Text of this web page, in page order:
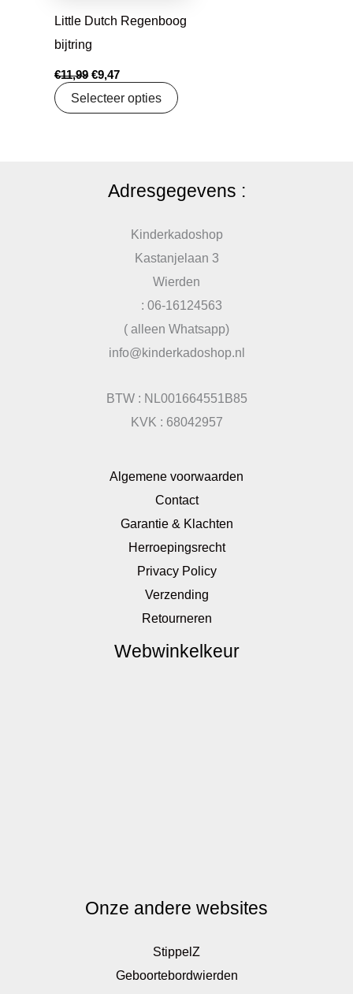
Little Dutch Regenboog
bijtring
€11,99 €9,47
Selecteer opties
Adresgegevens :
Kinderkadoshop
Kastanjelaan 3
Wierden
: 06-16124563
( alleen Whatsapp)
info@kinderkadoshop.nl
BTW : NL001664551B85
KVK : 68042957
Algemene voorwaarden
Contact
Garantie & Klachten
Herroepingsrecht
Privacy Policy
Verzending
Retourneren
Webwinkelkeur
Onze andere websites
StippelZ
Geboortebordwierden